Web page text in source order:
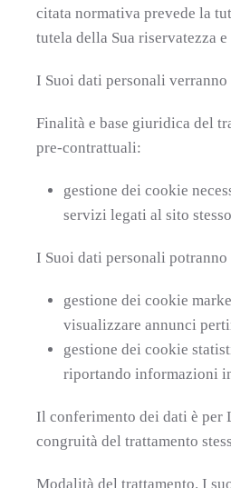
citata normativa prevede la
tutela della Sua riservatezza
I Suoi dati personali
Finalità e base giuridica del
pre-contrattuali:
gestione dei cookie
servizi legati al sito
I Suoi dati personali
gestione dei cookie
visualizzare annunci
gestione dei cookie
riportando informazioni
Il conferimento dei dati è per
congruità del trattamento
Modalità del trattamento. I